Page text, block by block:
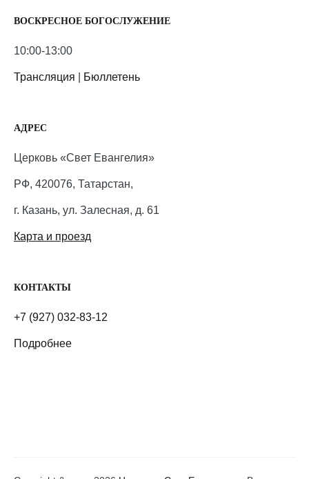
ВОСКРЕСНОЕ БОГОСЛУЖЕНИЕ
10:00-13:00
Трансляция Бюллетень
АДРЕС
Церковь «Свет Евангелия»
РФ, 420076, Татарстан,
г. Казань, ул. Залесная, д. 61
Карта и проезд
КОНТАКТЫ
+7 (927) 032-83-12
Подробнее